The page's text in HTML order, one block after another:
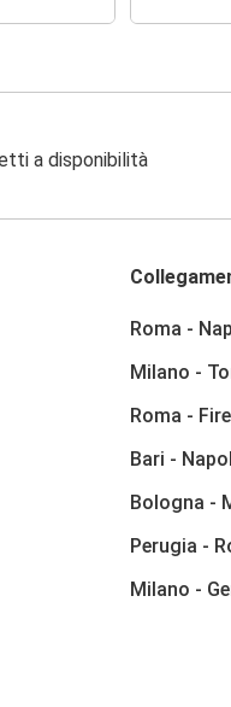
a disponibilità
Roma -
Milano -
Roma -
Bari -
Bologna -
Perugia -
Milano -